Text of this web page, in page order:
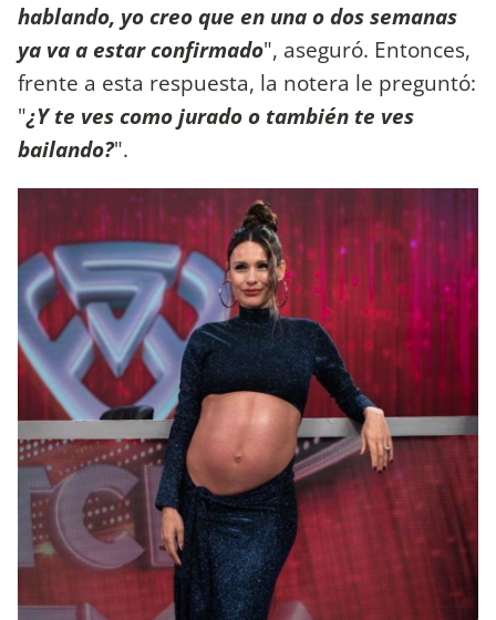
hablando, yo creo que en una o dos semanas
ya va a estar confirmado", aseguró. Entonces,
frente a esta respuesta, la notera le preguntó:
"¿Y te ves como jurado o también te ves
bailando?".